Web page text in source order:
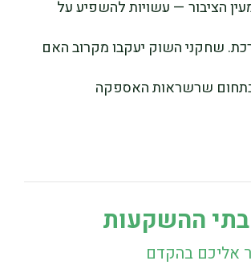
הציבור — עשויות להשפיע על
שחקני השוק יעקבו מקרוב האם
בתחום שרשראות האספקה
בתי ההשקעות
אליכם בהקדם